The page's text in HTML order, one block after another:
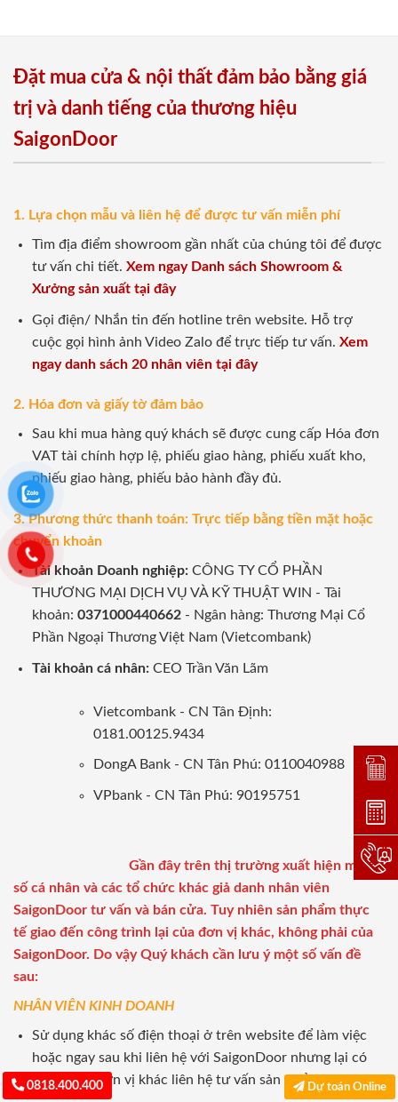
Đặt mua cửa & nội thất đảm bảo bằng giá
trị và danh tiếng của thương hiệu
SaigonDoor
1. Lựa chọn mẫu và liên hệ để được tư vấn miễn phí
Tìm địa điểm showroom gần nhất của chúng tôi để được
tư vấn chi tiết. Xem ngay Danh sách Showroom &
Xưởng sản xuất tại đây
Gọi điện/ Nhắn tin đến hotline trên website. Hỗ trợ
cuộc gọi hình ảnh Video Zalo để trực tiếp tư vấn. Xem
ngay danh sách 20 nhân viên tại đây
2. Hóa đơn và giấy tờ đảm bảo
Sau khi mua hàng quý khách sẽ được cung cấp Hóa đơn
VAT tài chính hợp lệ, phiếu giao hàng, phiếu xuất kho,
phiếu giao hàng, phiếu bảo hành đầy đủ.
3. Phương thức thanh toán: Trực tiếp bằng tiền mặt hoặc
chuyển khoản
Tài khoản Doanh nghiệp:CÔNG TY CỔ PHẦN
THƯƠNG MẠI DỊCH VỤ VÀ KỸ THUẬT WIN - Tài
khoản: 0371000440662- Ngân hàng: Thương Mại Cổ
Phần Ngoại Thương Việt Nam (Vietcombank)
Tài khoản cá nhân: CEO Trần Văn Lãm
Vietcombank - CN Tân Định:
0181.00125.9434
DongA Bank - CN Tân Phú: 0110040988
VPbank - CN Tân Phú: 90195751
Gần đây trên thị trường xuất hiện một
số cá nhân và các tổ chức khác giả danh nhân viên
SaigonDoor tư vấn và bán cửa. Tuy nhiên sản phẩm thực
tế giao đến công trình lại của đơn vị khác, không phải của
SaigonDoor. Do vậy Quý khách cần lưu ý một số vấn đề
sau:
NHÂN VIÊN KINH DOANH
Sử dụng khác số điện thoại ở trên website để làm việc
hoặc ngay sau khi liên hệ với SaigonDoor nhưng lại có
nhân viên đơn vị khác liên hệ tư vấn sản phẩm.
0818.400.400 Dự toán Online
Đặt
Dự